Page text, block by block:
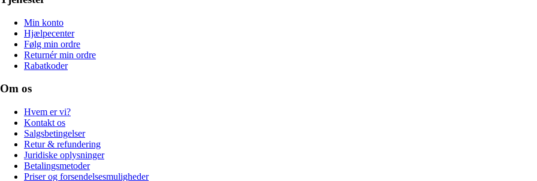
Min konto
Hjælpecenter
Følg min ordre
Returnér min ordre
Rabatkoder
Om os
Hvem er vi?
Kontakt os
Salgsbetingelser
Retur & refundering
Juridiske oplysninger
Betalingsmetoder
Priser og forsendelsesmuligheder